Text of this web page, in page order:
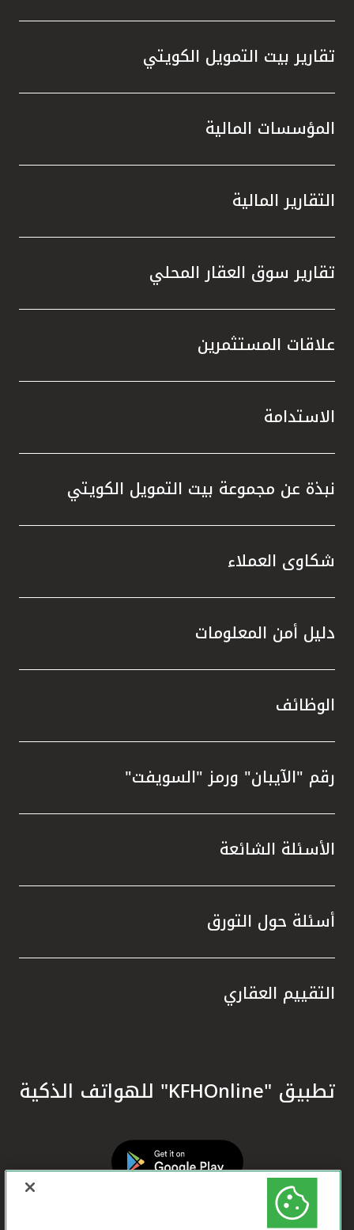
تقارير بيت التمويل الكويتي
المؤسسات المالية
التقارير المالية
تقارير سوق العقار المحلي
علاقات المستثمرين
الاستدامة
نبذة عن مجموعة بيت التمويل الكويتي
شكاوى العملاء
دليل أمن المعلومات
الوظائف
رقم "الآيبان" ورمز "السويفت"
الأسئلة الشائعة
أسئلة حول التورق
التقييم العقاري
تطبيق "KFHOnline" للهواتف الذكية